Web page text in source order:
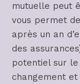
mutuelle peut
vous permet
après un an
des
potentiel sur
changement et